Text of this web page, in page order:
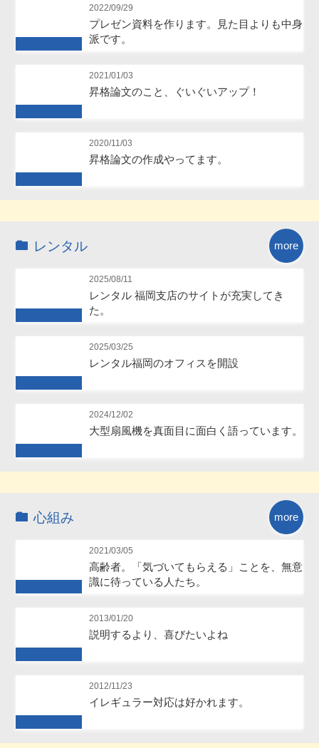
2022/09/29
プレゼン資料を作ります。見た目よりも中身
派です。
2021/01/03
昇格論文のこと、ぐいぐいアップ！
2020/11/03
昇格論文の作成やってます。
more
レンタル
2025/08/11
レンタル 福岡支店のサイトが充実してき
た。
2025/03/25
レンタル福岡のオフィスを開設
2024/12/02
大型扇風機を真面目に面白く語っています。
more
心組み
2021/03/05
高齢者。「気づいてもらえる」ことを、無意
識に待っている人たち。
2013/01/20
説明するより、喜びたいよね
2012/11/23
イレギュラー対応は好かれます。